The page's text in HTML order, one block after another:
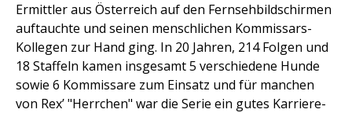
Ermittler aus Österreich auf den Fernsehbildschirmen
auftauchte und seinen menschlichen Kommissars-
Kollegen zur Hand ging. In 20 Jahren, 214 Folgen und
18 Staffeln kamen insgesamt 5 verschiedene Hunde
sowie 6 Kommissare zum Einsatz und für manchen
von Rex’ "Herrchen" war die Serie ein gutes Karriere-